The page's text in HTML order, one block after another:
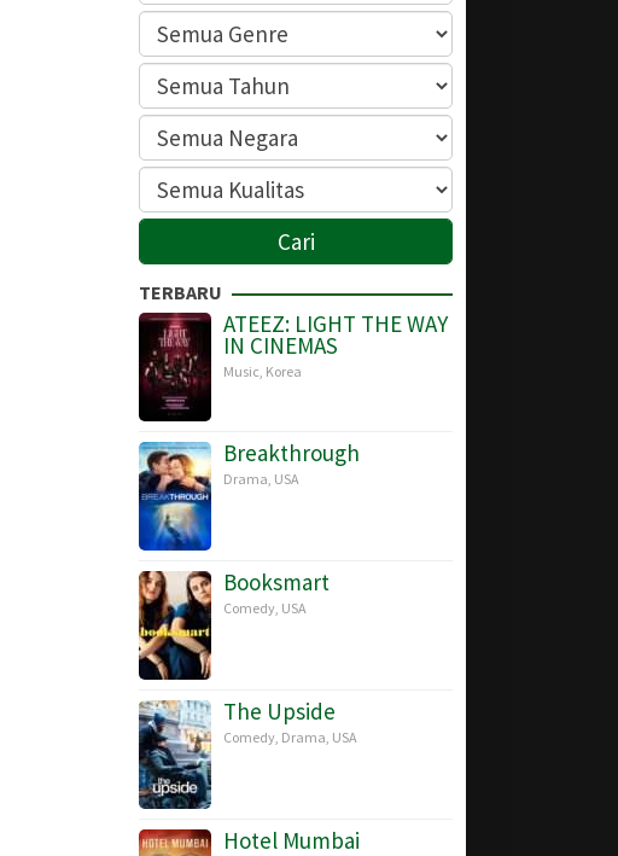
TERBARU
ATEEZ: LIGHT THE WAY
IN CINEMAS
Music, Korea
Breakthrough
Drama, USA
Booksmart
Comedy, USA
The Upside
Comedy, Drama, USA
Hotel Mumbai